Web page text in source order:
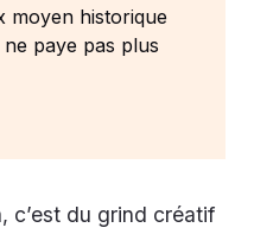
moyen historique
paye pas plus
c’est du grind créatif